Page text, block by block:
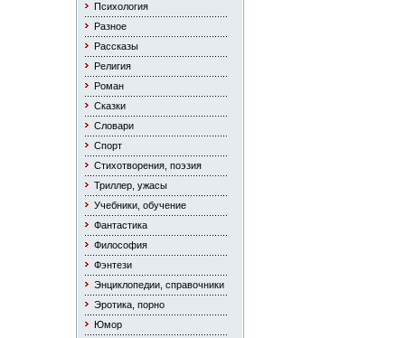
Психология
Разное
Рассказы
Религия
Роман
Сказки
Словари
Спорт
Стихотворения, поэзия
Триллер, ужасы
Учебники, обучение
Фантастика
Философия
Фэнтези
Энциклопедии, справочники
Эротика, порно
Юмор